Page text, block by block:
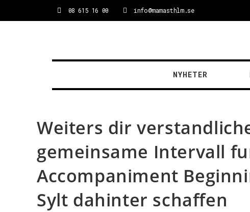
08 615 16 00 info@mamasthlm.se
NYHETER
Weiters dir
gemeinsame Intervall
Accompaniment
Sylt dahinter schaffen